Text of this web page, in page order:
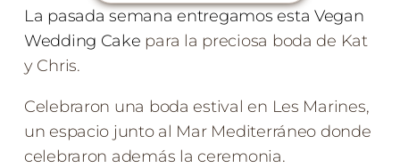
La pasada semana entregamos esta Vegan
Wedding Cake para la preciosa boda de Kat
y Chris.
Celebraron una boda estival en Les Marines,
un espacio junto al Mar Mediterráneo donde
celebraron además la ceremonia.